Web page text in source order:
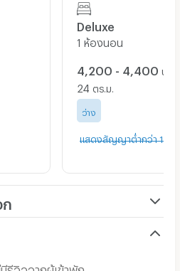
รามคำแหง, สถาบันบัณฑิต
สสัมชัญ (ABAC) หัวหมาก,
กศึกษา
ฬาหัวหมาก, ศูนย์ฮอนด้าลาดพร้าว
นห้องพัก
Deluxe
1 ห้องนอน
4,200 - 4,400 บาท
24 ตร.ม.
ว่าง
แสดงสัญญาต่ำกว่า 1 ปี
ก
มีรีวิวจากผู้เข้าพัก